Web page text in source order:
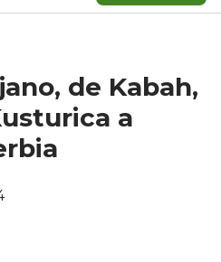
de Kabah,
a